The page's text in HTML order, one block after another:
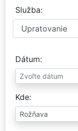
Služba
Dátum
Kde